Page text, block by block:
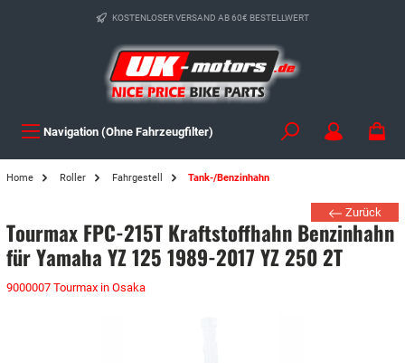
KOSTENLOSER VERSAND AB 60€ BESTELLWERT
Navigation (Ohne Fahrzeugfilter)
Home Roller Fahrgestell Tank-/Benzinhahn
Zurück
Tourmax FPC-215T Kraftstoffhahn Benzinhahn
für Yamaha YZ 125 1989-2017 YZ 250 2T
9000007 Tourmax in Osaka